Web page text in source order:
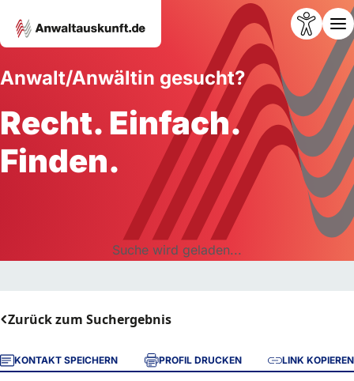
Anwalt/Anwältin gesucht?
Recht. Einfach.
Finden.
Suche wird geladen...
Zurück zum Suchergebnis
KONTAKT SPEICHERN PROFIL DRUCKEN LINK KOPIEREN